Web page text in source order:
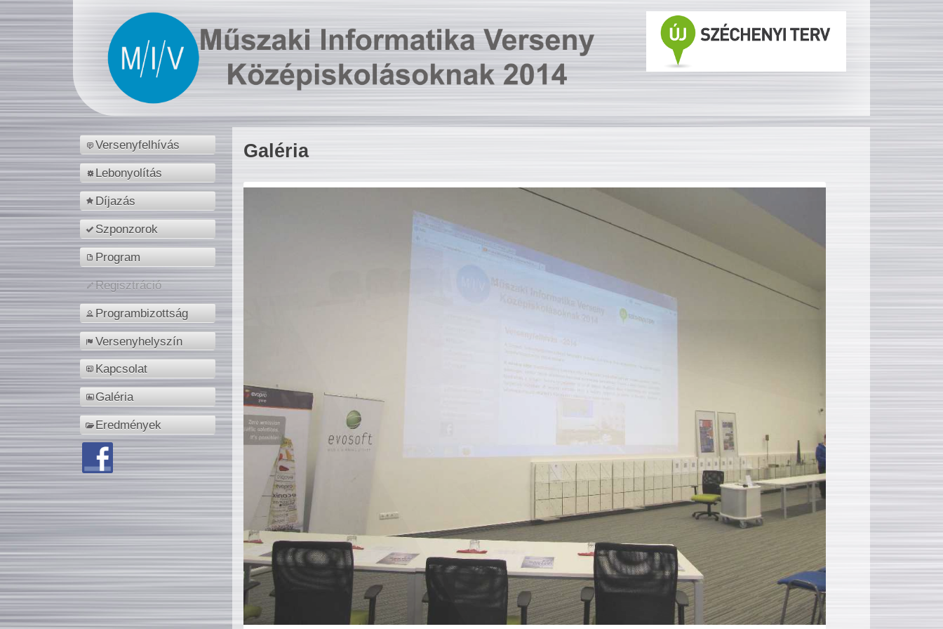
Versenyfelhívás
Lebonyolítás
Díjazás
Szponzorok
Program
Regisztráció
Programbizottság
Versenyhelyszín
Kapcsolat
Galéria
Eredmények
Galéria